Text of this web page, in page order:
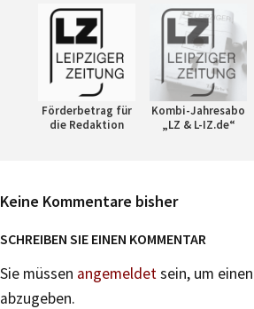
Förderbetrag für
die Redaktion
Kombi-Jahresabo
„LZ & L-IZ.de“
Keine Kommentare bisher
SCHREIBEN SIE EINEN KOMMENTAR
Sie müssen angemeldetsein, um
abzugeben.